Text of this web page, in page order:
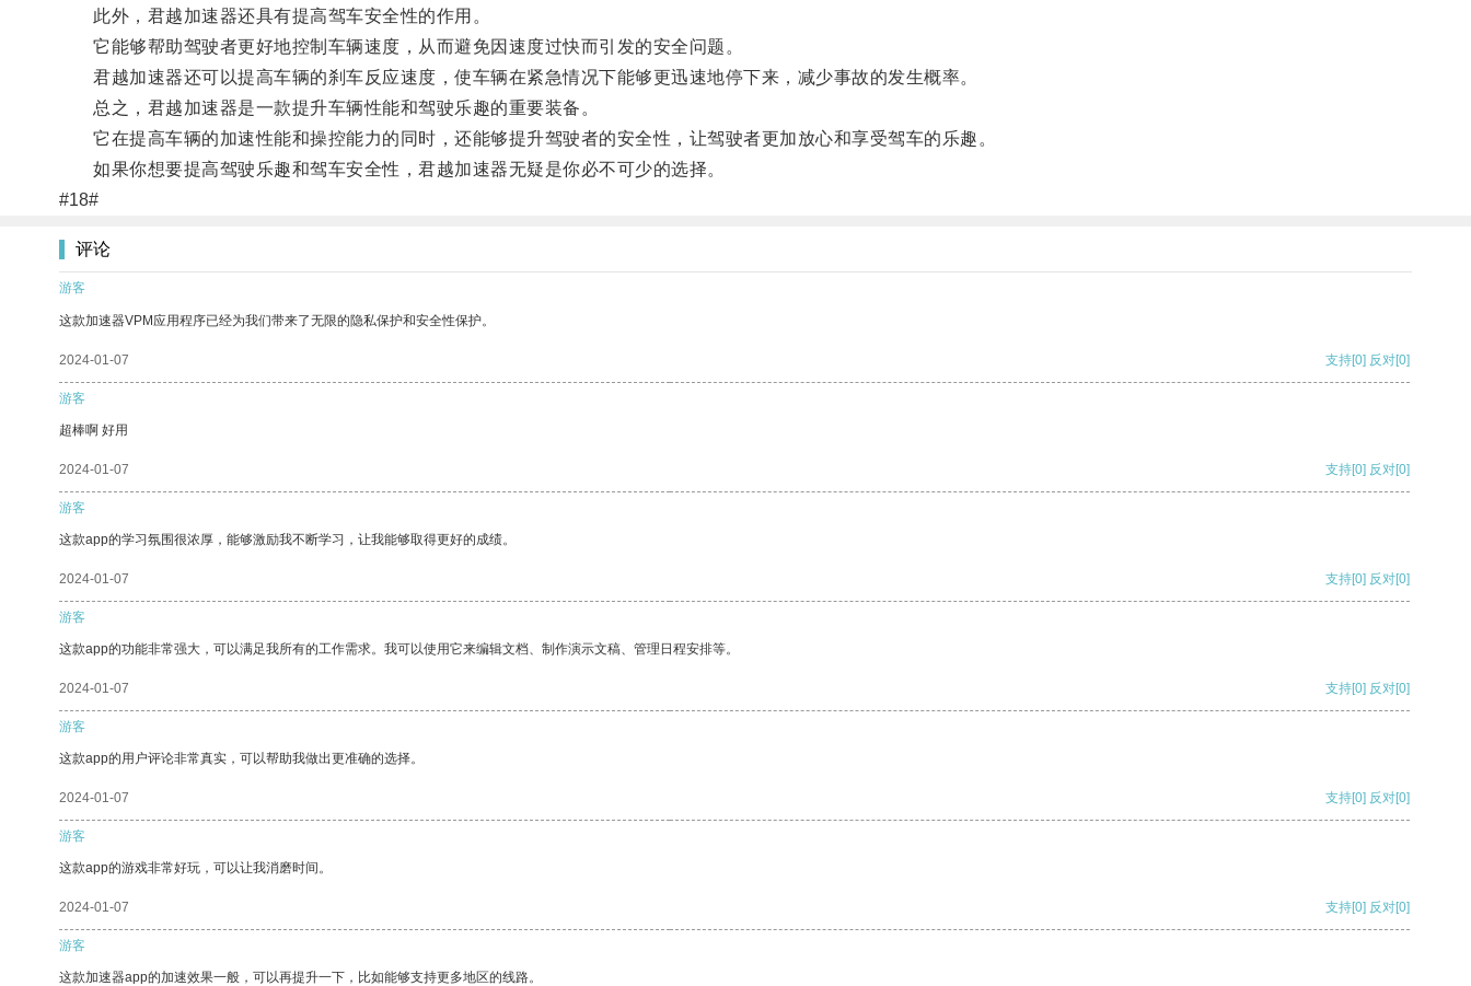
此外，君越加速器还具有提高驾车安全性的作用。
它能够帮助驾驶者更好地控制车辆速度，从而避免因速度过快而引发的安全问题。
君越加速器还可以提高车辆的刹车反应速度，使车辆在紧急情况下能够更迅速地停下来，减少事故的发生概率。
总之，君越加速器是一款提升车辆性能和驾驶乐趣的重要装备。
它在提高车辆的加速性能和操控能力的同时，还能够提升驾驶者的安全性，让驾驶者更加放心和享受驾车的乐趣。
如果你想要提高驾驶乐趣和驾车安全性，君越加速器无疑是你必不可少的选择。
#18#
评论
游客
这款加速器VPM应用程序已经为我们带来了无限的隐私保护和安全性保护。
2024-01-07 支持[0] 反对[0]
游客
超棒啊 好用
2024-01-07 支持[0] 反对[0]
游客
这款app的学习氛围很浓厚，能够激励我不断学习，让我能够取得更好的成绩。
2024-01-07 支持[0] 反对[0]
游客
这款app的功能非常强大，可以满足我所有的工作需求。我可以使用它来编辑文档、制作演示文稿、管理日程安排等。
2024-01-07 支持[0] 反对[0]
游客
这款app的用户评论非常真实，可以帮助我做出更准确的选择。
2024-01-07 支持[0] 反对[0]
游客
这款app的游戏非常好玩，可以让我消磨时间。
2024-01-07 支持[0] 反对[0]
游客
这款加速器app的加速效果一般，可以再提升一下，比如能够支持更多地区的线路。